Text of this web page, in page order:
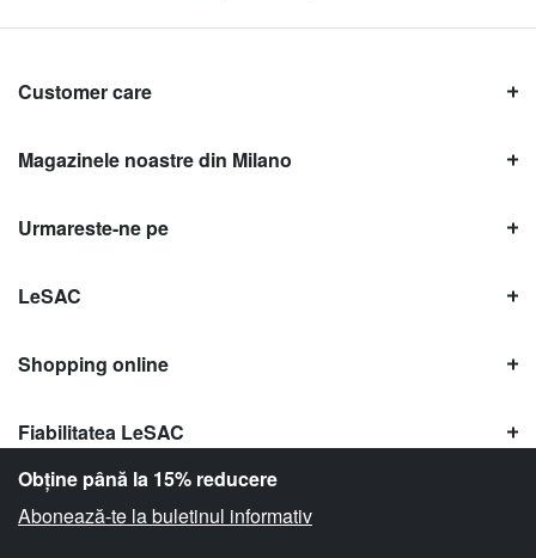
Obține până la 15% reducere
Abonează-te la buletinul informativ
Customer care
Magazinele noastre din Milano
Urmareste-ne pe
LeSAC
Shopping online
Fiabilitatea LeSAC
Copyright © Le SAC s.r.l. | PI 10954380159 |